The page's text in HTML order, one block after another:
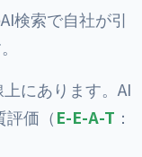
検索で自社が引
にあります。AI
価（E-E-A-T ：